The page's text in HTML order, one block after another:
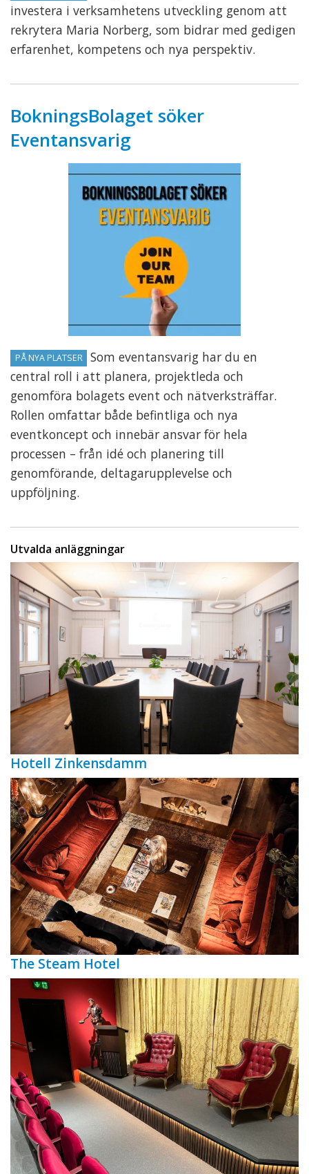
investera i verksamhetens utveckling genom att
rekrytera Maria Norberg, som bidrar med gedigen
erfarenhet, kompetens och nya perspektiv.
BokningsBolaget söker
Eventansvarig
PÅ NYA PLATSER
Som eventansvarig har du en
central roll i att planera, projektleda och
genomföra bolagets event och nätverksträffar.
Rollen omfattar både befintliga och nya
eventkoncept och innebär ansvar för hela
processen – från idé och planering till
genomförande, deltagarupplevelse och
uppföljning.
Utvalda anläggningar
Hotell Zinkensdamm
The Steam Hotel